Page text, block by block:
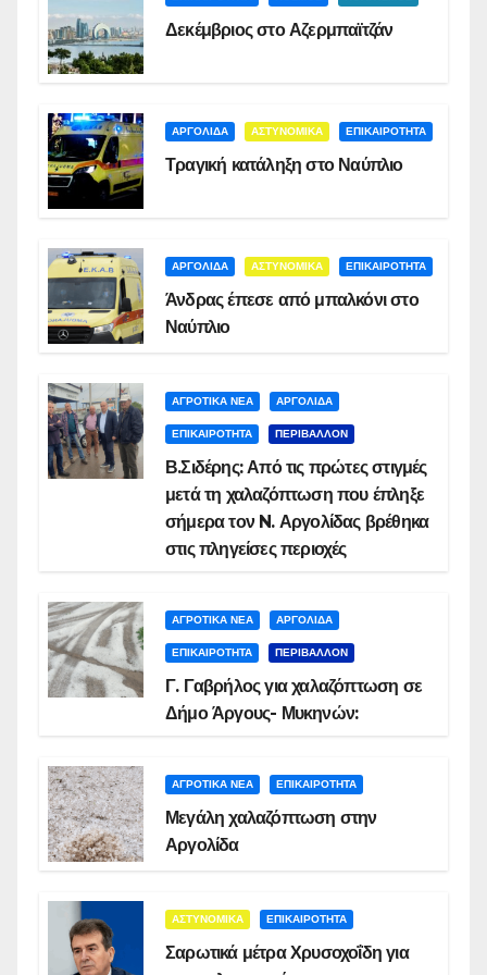
Δεκέμβριος στο Αζερμπαϊτζάν
ΑΡΓΟΛΙΔΑ ΑΣΤΥΝΟΜΙΚΑ ΕΠΙΚΑΙΡΟΤΗΤΑ
Τραγική κατάληξη στο Ναύπλιο
ΑΡΓΟΛΙΔΑ ΑΣΤΥΝΟΜΙΚΑ ΕΠΙΚΑΙΡΟΤΗΤΑ
Άνδρας έπεσε από μπαλκόνι στο
Ναύπλιο
ΑΓΡΟΤΙΚΑ ΝΕΑ ΑΡΓΟΛΙΔΑ
ΕΠΙΚΑΙΡΟΤΗΤΑ ΠΕΡΙΒΑΛΛΟΝ
Β.Σιδέρης: Από τις πρώτες στιγμές
μετά τη χαλαζόπτωση που έπληξε
σήμερα τον N. Αργολίδας βρέθηκα
στις πληγείσες περιοχές
ΑΓΡΟΤΙΚΑ ΝΕΑ ΑΡΓΟΛΙΔΑ
ΕΠΙΚΑΙΡΟΤΗΤΑ ΠΕΡΙΒΑΛΛΟΝ
Γ. Γαβρήλος για χαλαζόπτωση σε
Δήμο Άργους- Μυκηνών:
ΑΓΡΟΤΙΚΑ ΝΕΑ ΕΠΙΚΑΙΡΟΤΗΤΑ
Μεγάλη χαλαζόπτωση στην
Αργολίδα
ΑΣΤΥΝΟΜΙΚΑ ΕΠΙΚΑΙΡΟΤΗΤΑ
Σαρωτικά μέτρα Χρυσοχοΐδη για